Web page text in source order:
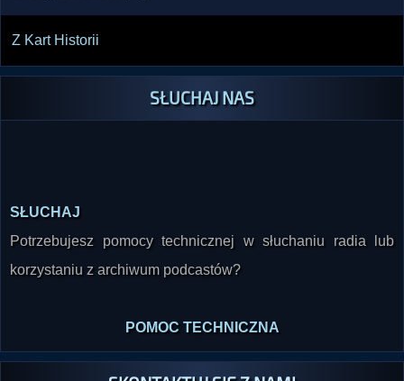
Z Kart Historii
SŁUCHAJ NAS
Potrzebujesz pomocy technicznej w słuchaniu radia lub
korzystaniu z archiwum podcastów?
SKONTAKTUJ SIĘ Z NAMI